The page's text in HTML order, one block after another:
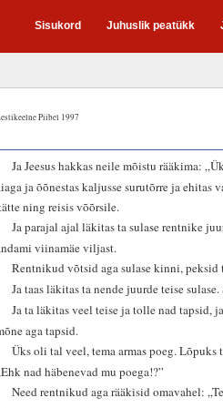
Sisukord Juhuslik peatükk
Piibel 1997
Ja Jeesus hakkas neile mõistu rääkima:
ja õõnestas kaljusse surutõrre ja ehitas
ning reisis võõrsile.
Ja parajal ajal läkitas ta sulase rentnike
viinamäe viljast.
Rentnikud võtsid aga sulase kinni, peksid
Ja taas läkitas ta nende juurde teise
Ja ta läkitas veel teise ja tolle nad tapsid,
aga tapsid.
Üks oli tal veel, tema armas poeg.
nad häbenevad mu poega!?”
Need rentnikud aga rääkisid omavahel: